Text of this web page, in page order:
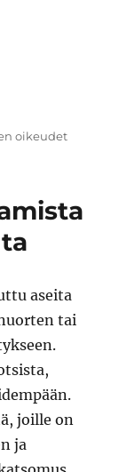
oikeudet
aseita
tai
joille on
ja